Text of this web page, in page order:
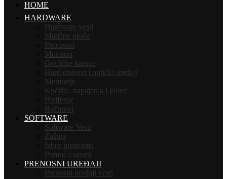
HOME
HARDWARE
Hardware vesti
Matične ploče
Procesori
Monitori
Grafičke kartice
Hard diskovi i optički uređaji
Memorije
Kućišta, napajanja i kuleri
Periferije
Računari
SOFTWARE
Software Vesti
Zaštita
Izbor programa
Pomoć i saveti
PRENOSNI UREĐAJI
Prenosni uređaji vesti